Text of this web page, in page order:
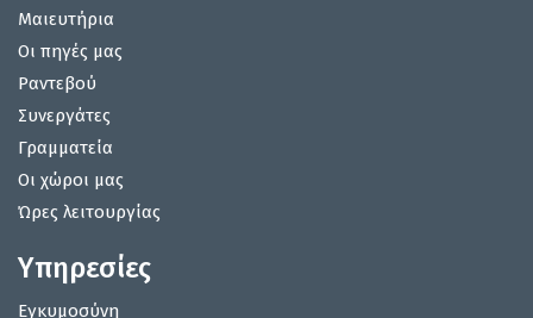
Μαιευτήρια
Οι πηγές μας
Ραντεβού
Συνεργάτες
Γραμματεία
Οι χώροι μας
Ώρες λειτουργίας
Υπηρεσίες
Εγκυμοσύνη